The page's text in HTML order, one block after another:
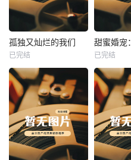
热播
未知
孤独又灿烂的我们
已完结
热播
未知
已完结